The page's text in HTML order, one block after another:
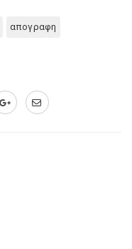
απογραφη